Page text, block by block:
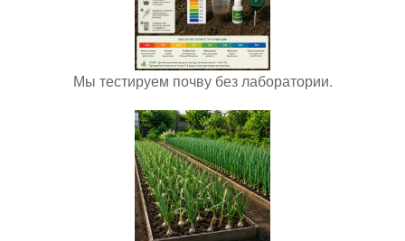
Мы тестируем почву без лаборатории.